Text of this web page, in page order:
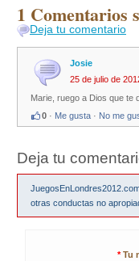
1 Comentarios
Deja tu comentario
Josie
25 de julio de
Marie, ruego a Dios que te
0 · Me gusta · No me
Deja tu
otras conductas no
* Tu